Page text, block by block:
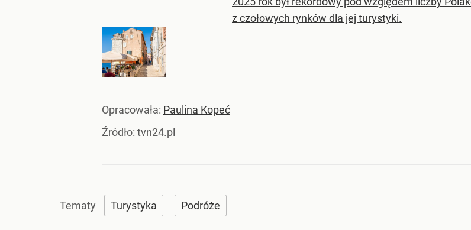
z czołowych rynków dla jej turystyki.
Opracowała: Paulina Kopeć
Źródło: tvn24.pl
Turystyka Podróże